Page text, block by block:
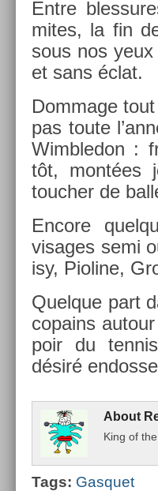
Entre
mites, la fin
sous nos
et sans éclat.
Dom­mage
pas toute
Wimbledon :
tôt, montées
touch­er de
En­core
visages semi
isy, Pioline,
Quel­que part
co­pains
poir du
désiré
About
King of
Tags: Gas­quet